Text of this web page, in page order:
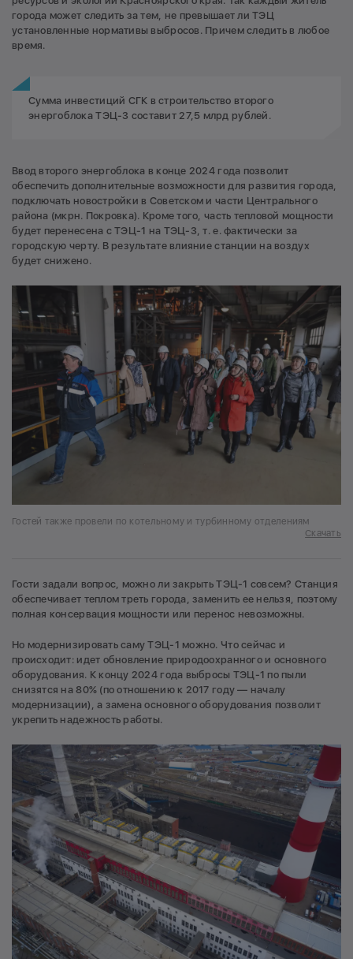
города может следить за тем, не превышает ли ТЭЦ
установленные нормативы выбросов. Причем следить в любое
время.
Сумма инвестиций СГК в строительство второго
энергоблока ТЭЦ-3 составит 27,5 млрд рублей.
Ввод второго энергоблока в конце 2024 года позволит
обеспечить дополнительные возможности для развития города,
подключать новостройки в Советском и части Центрального
района (мкрн. Покровка). Кроме того, часть тепловой мощности
будет перенесена с ТЭЦ-1 на ТЭЦ-3, т. е. фактически за
городскую черту. В результате влияние станции на воздух
будет снижено.
Гостей также провели по котельному и турбинному отделениям
Скачать
Гости задали вопрос, можно ли закрыть ТЭЦ-1 совсем? Станция
обеспечивает теплом треть города, заменить ее нельзя, поэтому
полная консервация мощности или перенос невозможны.
Но модернизировать саму ТЭЦ-1 можно. Что сейчас и
происходит: идет обновление природоохранного и основного
оборудования. К концу 2024 года выбросы ТЭЦ-1 по пыли
снизятся на 80% (по отношению к 2017 году — началу
модернизации), а замена основного оборудования позволит
укрепить надежность работы.